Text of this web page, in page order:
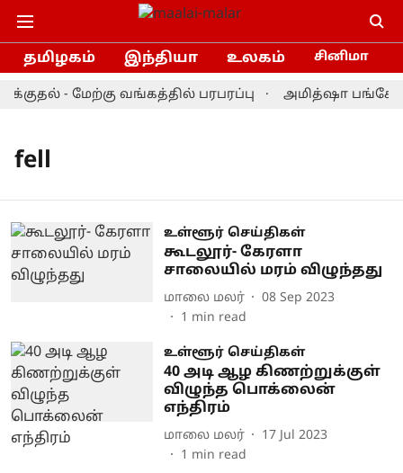
தமிழகம் இந்தியா உலகம் சினிமா
- மேற்கு வங்கத்தில் பரபரப்பு அமித்ஷா
fell
உள்ளூர் செய்திகள்
கூடலூர்- கேரளா
சாலையில் மரம் விழுந்தது
மாலை மலர்
08 Sep 2023
1 min read
உள்ளூர் செய்திகள்
40 அடி ஆழ கிணற்றுக்குள்
விழுந்த பொக்லைன்
எந்திரம்
மாலை மலர்
17 Jul 2023
1 min read